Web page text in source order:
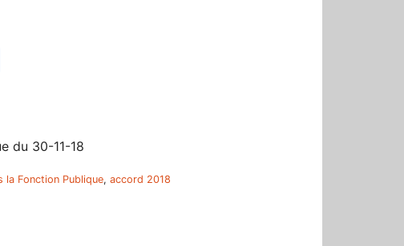
du 30-11-18
la Fonction Publique, accord 2018